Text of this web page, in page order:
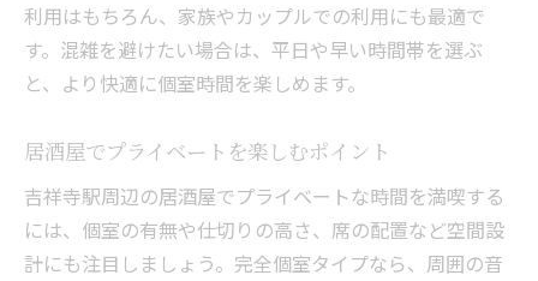
利用はもちろん、家族やカップルでの利用にも最適で
す。混雑を避けたい場合は、平日や早い時間帯を選ぶ
と、より快適に個室時間を楽しめます。
居酒屋でプライベートを楽しむポイント
吉祥寺駅周辺の居酒屋でプライベートな時間を満喫する
には、個室の有無や仕切りの高さ、席の配置など空間設
計にも注目しましょう。完全個室タイプなら、周囲の音